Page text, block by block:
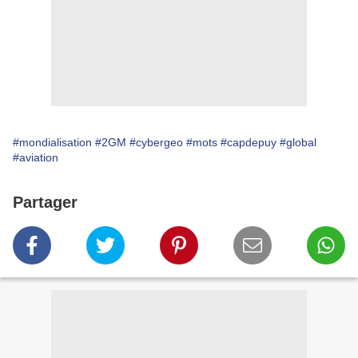
#mondialisation #2GM #cybergeo #mots #capdepuy #global
#aviation
Partager